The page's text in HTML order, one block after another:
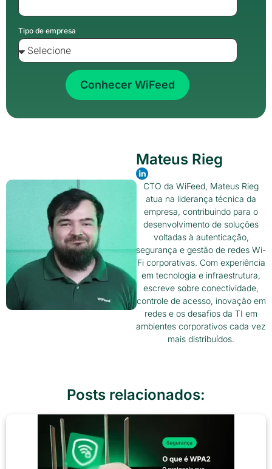
Tipo de empresa
Conhecer WiFeed
Mateus Rieg
CTO da WiFeed, Mateus Rieg
atua na liderança técnica da
empresa, contribuindo para o
desenvolvimento de soluções
voltadas à autenticação,
segurança e gestão de redes Wi-
Fi corporativas. Com experiência
em tecnologia e infraestrutura,
escreve sobre conectividade,
controle de acesso, inovação em
redes e os desafios da TI em
ambientes corporativos cada vez
mais distribuídos.
Posts relacionados: